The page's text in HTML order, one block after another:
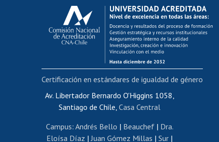
Calificación académica
Postulación al AUCAI
Funcionarias/os
Cursos internos de capacitación
Bienestar del personal
Portal de movilidad interna
Certificado de renta
Certificado de renta honorarios
Editar páginas blancas
Av. Libertador Bernardo O'Higgins 1058,
Santiago de Chile, Casa Central
Campus: Andrés Bello | Beauchef| Dra.
Eloísa Díaz | Juan Gómez Millas | Sur |
Certificación en estándares de igualdad de género